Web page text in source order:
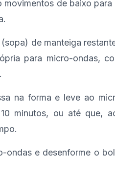
movimentos de baixo para
(sopa) de manteiga
para micro-ondas,
na forma e leve ao
minutos, ou até que,
ondas e desenforme o